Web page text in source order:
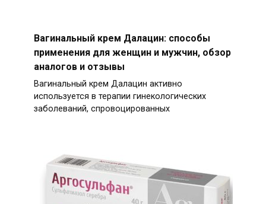
Вагинальный крем Далацин: способы
применения для женщин и мужчин, обзор
аналогов и отзывы
Вагинальный крем Далацин активно
используется в терапии гинекологических
заболеваний, спровоцированных